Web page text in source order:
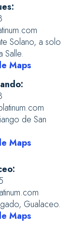
Solano, a solo
Salle.
Maps
de San
Maps
Gualaceo.
Maps